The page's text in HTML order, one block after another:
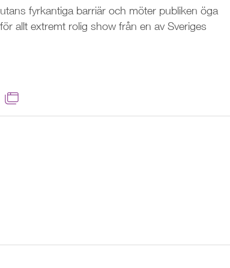
fyrkantiga barriär och möter publiken öga
allt extremt rolig show från en av Sveriges